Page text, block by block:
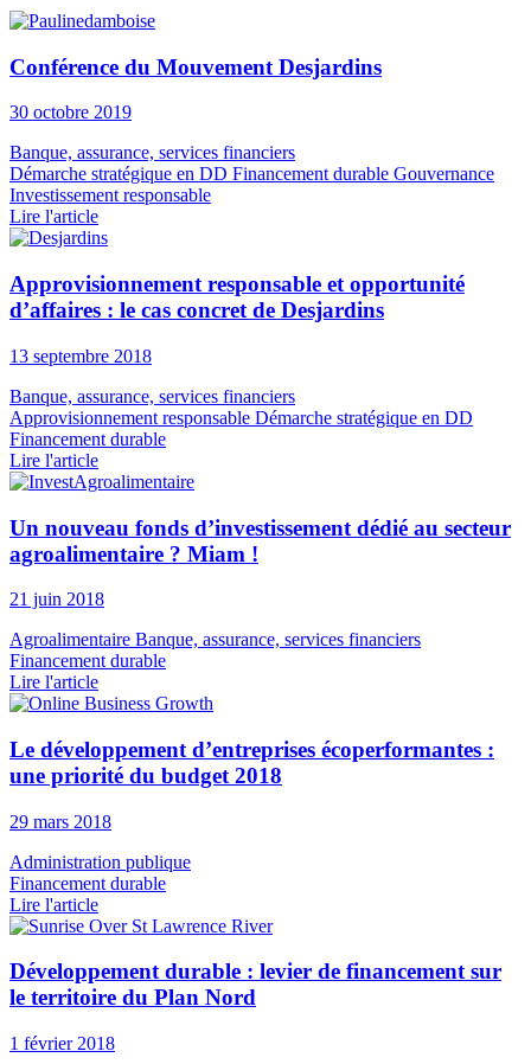
Conférence du Mouvement Desjardins
30 octobre 2019
Banque, assurance, services financiers
Démarche stratégique en DD Financement durable Gouvernance
Investissement responsable
Lire l'article
Approvisionnement responsable et opportunité
d’affaires : le cas concret de Desjardins
13 septembre 2018
Banque, assurance, services financiers
Approvisionnement responsable Démarche stratégique en DD
Financement durable
Lire l'article
Un nouveau fonds d’investissement dédié au secteur
agroalimentaire ? Miam !
21 juin 2018
Agroalimentaire Banque, assurance, services financiers
Financement durable
Lire l'article
Le développement d’entreprises écoperformantes :
une priorité du budget 2018
29 mars 2018
Administration publique
Financement durable
Lire l'article
Développement durable : levier de financement sur
le territoire du Plan Nord
1 février 2018